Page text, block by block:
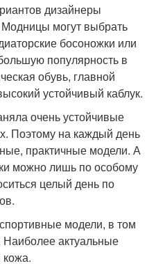
дизайнеры
могут выбрать
босоножки или
популярность в
обувь, главной
устойчивый каблук.
очень устойчивые
Поэтому на каждый день
практичные модели. А
можно лишь по особому
целый день по
модели, в том
Наиболее актуальные